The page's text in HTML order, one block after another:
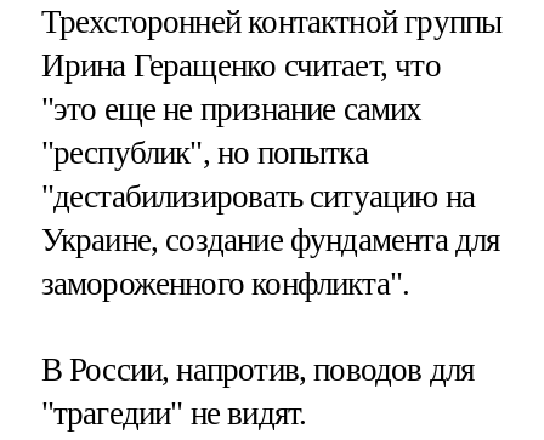
Трехсторонней контактной группы
Ирина Геращенко считает, что
"это еще не признание самих
"республик", но попытка
"дестабилизировать ситуацию на
Украине, создание фундамента для
замороженного конфликта".
В России, напротив, поводов для
"трагедии" не видят.